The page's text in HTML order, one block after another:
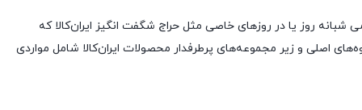
روز یا در روزهای خاصی مثل حراج شگفت انگیز ایران‌کالا که
اصلی و زیر مجموعه‌های پرطرفدار محصولات ایران‌کالا شامل مواردی